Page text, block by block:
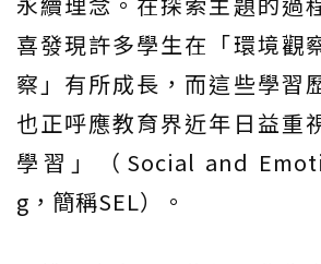
喜發現許多學生在「環境觀
察」有所成長，而這些學習
也正呼應教育界近年日益重
學習」（Social and
g，簡稱SEL）。